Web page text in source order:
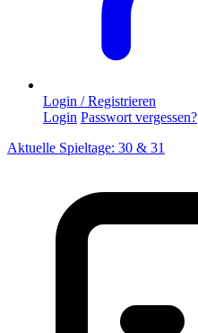
Login / Registrieren
Login Passwort vergessen?
Aktuelle Spieltage: 30 & 31